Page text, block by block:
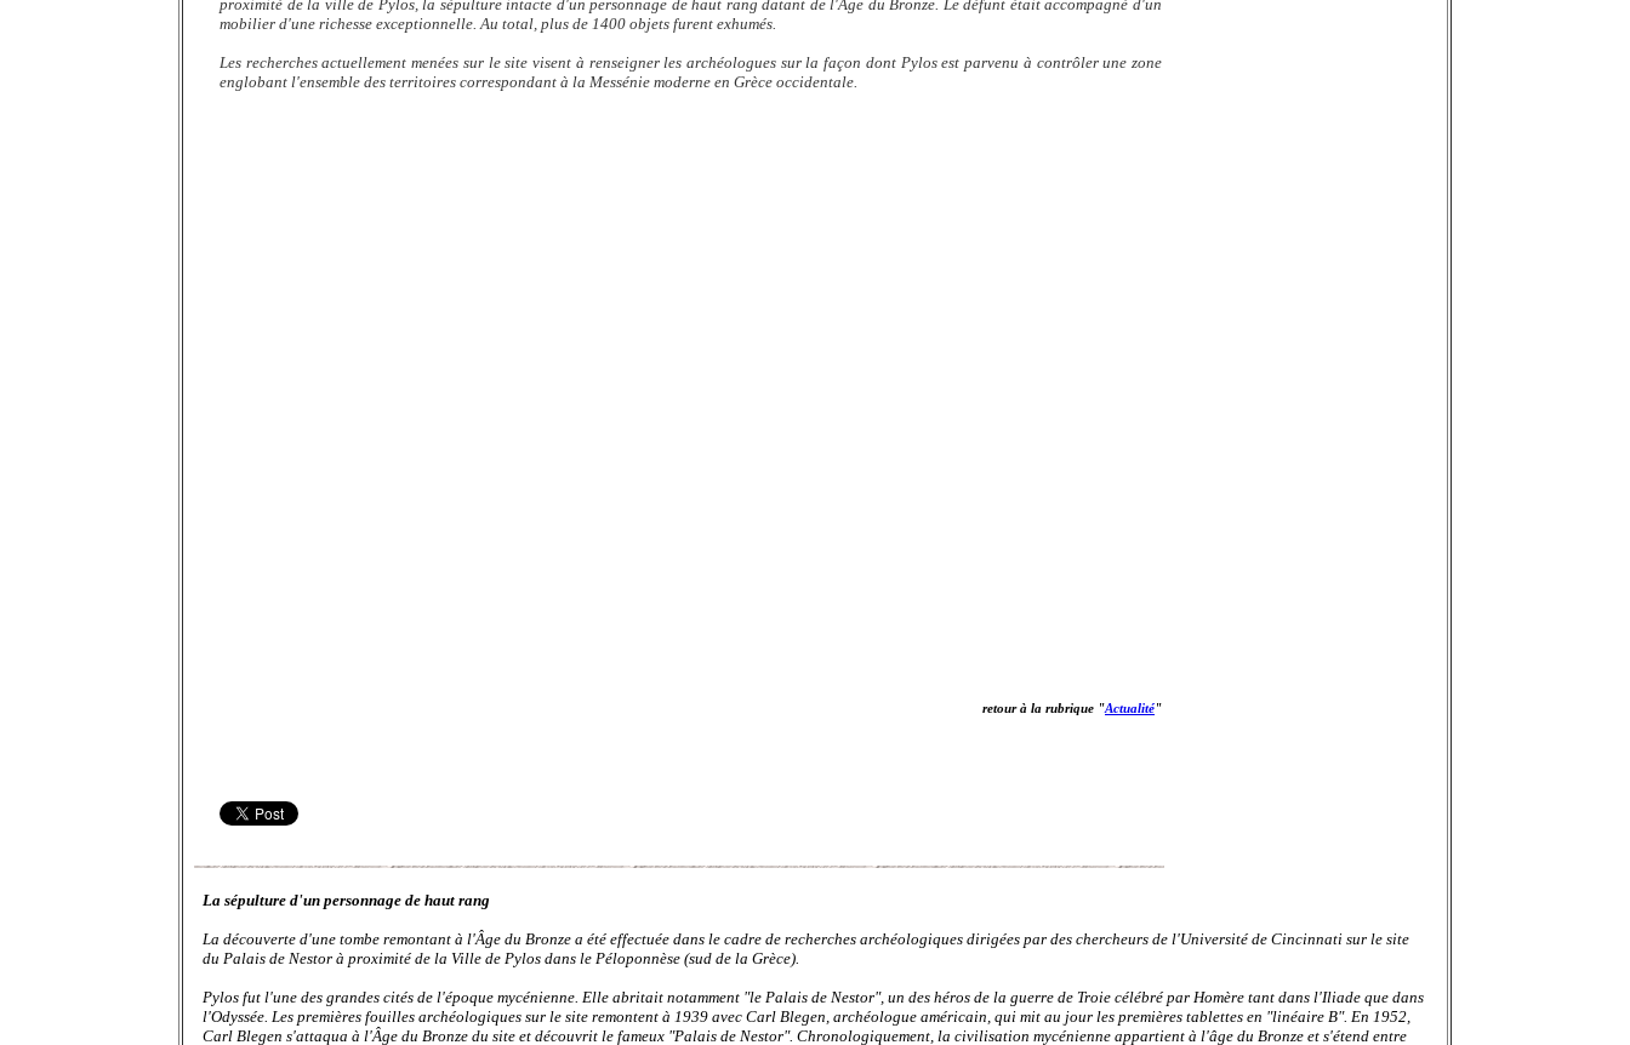
proximité de la ville de Pylos, la sépulture intacte d'un personnage de haut rang datant de l'Âge du Bronze. Le défunt était accompagné d'un
mobilier d'une richesse exceptionnelle. Au total, plus de 1400 objets furent exhumés.
Les recherches actuellement menées sur le site visent à renseigner les archéologues sur la façon dont Pylos est parvenu à contrôler une zone
englobant l'ensemble des territoires correspondant à la Messénie moderne en Grèce occidentale.
retour à la rubrique "Actualité"
La sépulture d'un personnage de haut rang
La découverte d'une tombe remontant à l'Âge du Bronze a été effectuée dans le cadre de recherches archéologiques dirigées par des chercheurs de l'Université de Cincinnati sur le site
du Palais de Nestor à proximité de la Ville de Pylos dans le Péloponnèse (sud de la Grèce).
Pylos fut l'une des grandes cités de l'époque mycénienne. Elle abritait notamment "le Palais de Nestor", un des héros de la guerre de Troie célébré par Homère tant dans l'Iliade que dans
l'Odyssée. Les premières fouilles archéologiques sur le site remontent à 1939 avec Carl Blegen, archéologue américain, qui mit au jour les premières tablettes en "linéaire B". En 1952,
Carl Blegen s'attaqua à l'Âge du Bronze du site et découvrit le fameux "Palais de Nestor". Chronologiquement, la civilisation mycénienne appartient à l'âge du Bronze et s'étend entre